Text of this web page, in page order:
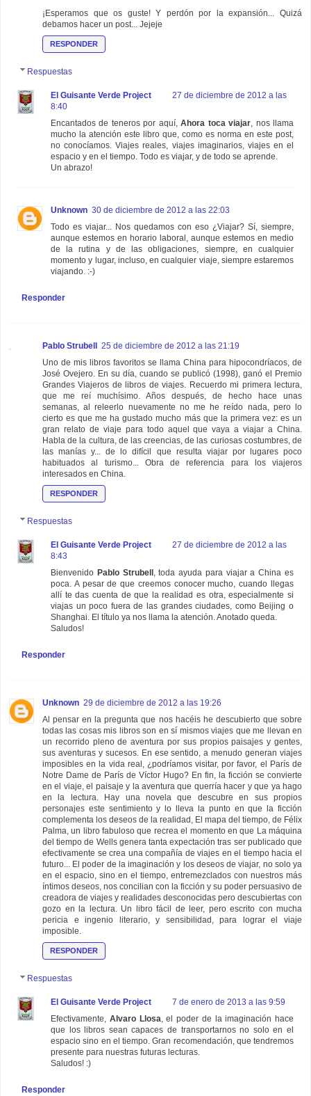
¡Esperamos que os guste! Y perdón por la expansión... Quizá
debamos hacer un post... Jejeje
RESPONDER
Respuestas
El Guisante Verde Project
27 de diciembre de 2012 a las
8:40
Encantados de teneros por aquí,Ahora toca viajar , nos llama
mucho la atención este libro que, como es norma en este post,
no conocíamos. Viajes reales, viajes imaginarios, viajes en el
espacio y en el tiempo. Todo es viajar, y de todo se aprende.
Un abrazo!
Unknown 30 de diciembre de 2012 a las 22:03
Todo es viajar... Nos quedamos con eso ¿Viajar? Sí, siempre,
aunque estemos en horario laboral, aunque estemos en medio
de la rutina y de las obligaciones, siempre, en cualquier
momento y lugar, incluso, en cualquier viaje, siempre estaremos
viajando. :-)
Responder
Pablo Strubell 25 de diciembre de 2012 a las 21:19
Uno de mis libros favoritos se llama China para hipocondríacos, de
José Ovejero. En su día, cuando se publicó (1998), ganó el Premio
Grandes Viajeros de libros de viajes. Recuerdo mi primera lectura,
que me reí muchísimo. Años después, de hecho hace unas
semanas, al releerlo nuevamente no me he reído nada, pero lo
cierto es que me ha gustado mucho más que la primera vez: es un
gran relato de viaje para todo aquel que vaya a viajar a China.
Habla de la cultura, de las creencias, de las curiosas costumbres, de
las manías y... de lo difícil que resulta viajar por lugares poco
habituados al turismo... Obra de referencia para los viajeros
interesados en China.
RESPONDER
Respuestas
El Guisante Verde Project
27 de diciembre de 2012 a las
8:43
Bienvenido Pablo Strubell , toda ayuda para viajar a China es
poca. A pesar de que creemos conocer mucho, cuando llegas
allí te das cuenta de que la realidad es otra, especialmente si
viajas un poco fuera de las grandes ciudades, como Beijing o
Shanghai. El título ya nos llama la atención. Anotado queda.
Saludos!
Responder
Unknown 29 de diciembre de 2012 a las 19:26
Al pensar en la pregunta que nos hacéis he descubierto que sobre
todas las cosas mis libros son en sí mismos viajes que me llevan en
un recorrido pleno de aventura por sus propios paisajes y gentes,
sus aventuras y sucesos. En ese sentido, a menudo generan viajes
imposibles en la vida real, ¿podríamos visitar, por favor, el París de
Notre Dame de París de Víctor Hugo? En fin, la ficción se convierte
en el viaje, el paisaje y la aventura que querría hacer y que ya hago
en la lectura. Hay una novela que descubre en sus propios
personajes este sentimiento y lo lleva la punto en que la ficción
complementa los deseos de la realidad, El mapa del tiempo, de Félix
Palma, un libro fabuloso que recrea el momento en que La máquina
del tiempo de Wells genera tanta expectación tras ser publicado que
efectivamente se crea una compañía de viajes en el tiempo hacia el
futuro... El poder de la imaginación y los deseos de viajar, no solo ya
en el espacio, sino en el tiempo, entremezclados con nuestros más
íntimos deseos, nos concilian con la ficción y su poder persuasivo de
creadora de viajes y realidades desconocidas pero descubiertas con
gozo en la lectura. Un libro fácil de leer, pero escrito con mucha
pericia e ingenio literario, y sensibilidad, para lograr el viaje
imposible.
RESPONDER
Respuestas
El Guisante Verde Project
7 de enero de 2013 a las 9:59
Efectivamente, Alvaro Llosa, el poder de la imaginación hace
que los libros sean capaces de transportarnos no solo en el
espacio sino en el tiempo. Gran recomendación, que tendremos
presente para nuestras futuras lecturas.
Saludos! :)
Responder